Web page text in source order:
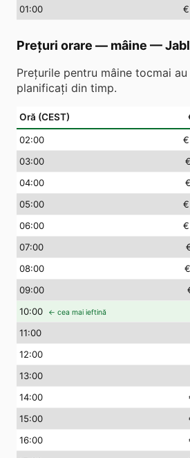
01:00
Prețuri orare — mâine —
Prețurile pentru mâine tocmai
planificați din timp.
Oră (CEST)
02:00
03:00
04:00
05:00
06:00
07:00
08:00
09:00
10:00 ← cea mai ieftină
11:00
12:00
13:00
14:00
15:00
16:00